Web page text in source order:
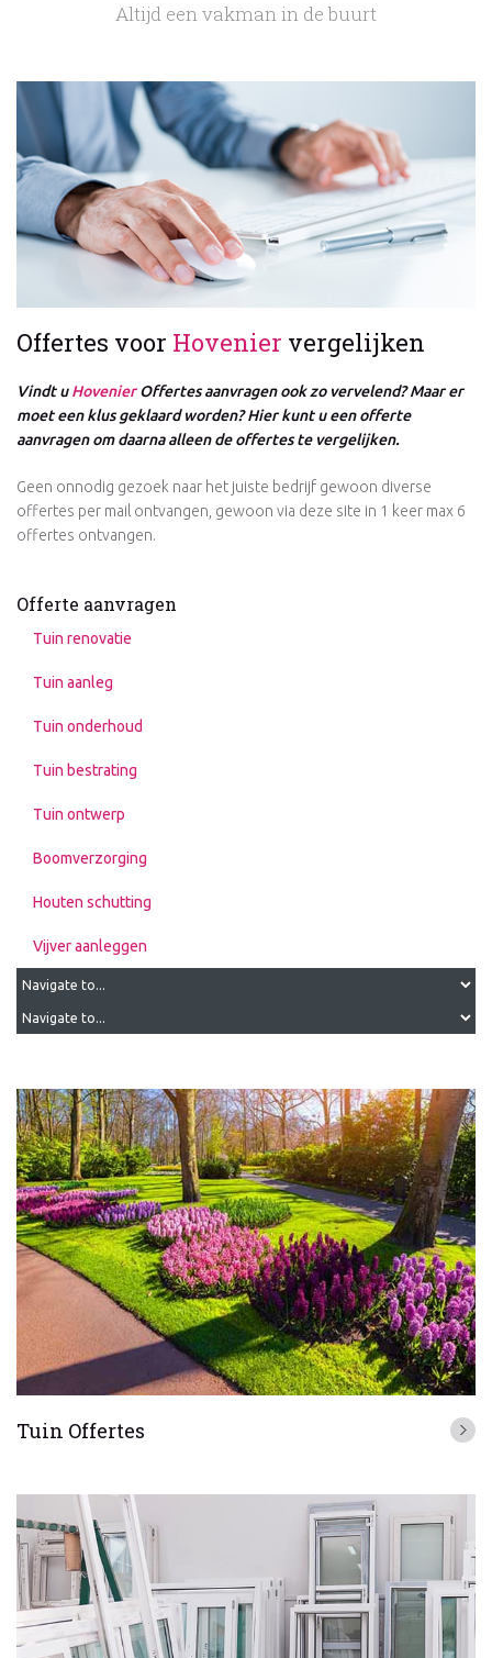
Altijd een vakman in de buurt
Offertes voor Hovenier vergelijken
Vindt uHovenierOffertes aanvragen ook zo vervelend? Maar er
moet een klus geklaard worden? Hier kunt u een offerte
aanvragen om daarna alleen de offertes te vergelijken.
Geen onnodig gezoek naar het juiste bedrijf gewoon diverse
offertes per mail ontvangen, gewoon via deze site in 1 keer max 6
offertes ontvangen.
Offerte aanvragen
Tuin renovatie
Tuin aanleg
Tuin onderhoud
Tuin bestrating
Tuin ontwerp
Boomverzorging
Houten schutting
Vijver aanleggen
Tuin Offertes